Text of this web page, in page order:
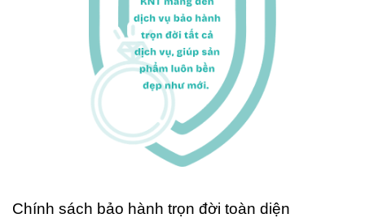
Chính sách bảo hành trọn đời toàn diện